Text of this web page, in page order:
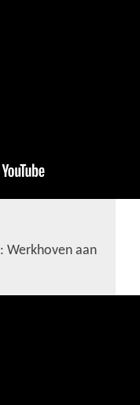
Werkhoven aan